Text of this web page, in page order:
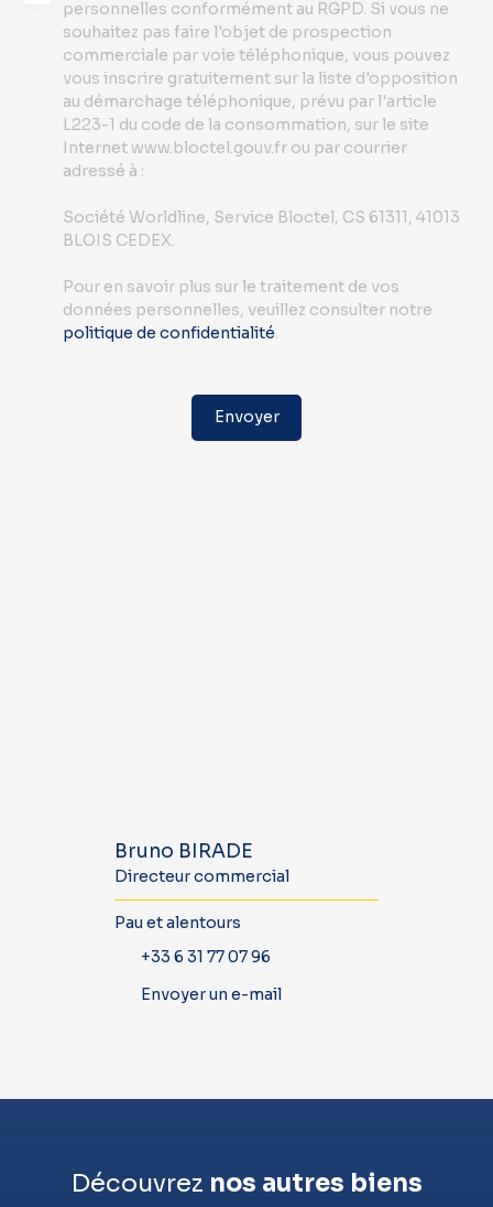
personnelles conformément au RGPD. Si vous ne
souhaitez pas faire l'objet de prospection
commerciale par voie téléphonique, vous pouvez
vous inscrire gratuitement sur la liste d'opposition
au démarchage téléphonique, prévu par l'article
L223-1 du code de la consommation, sur le site
Internet www.bloctel.gouv.fr ou par courrier
adressé à :
Société Worldline, Service Bloctel, CS 61311, 41013
BLOIS CEDEX.
Pour en savoir plus sur le traitement de vos
données personnelles, veuillez consulter notre
politique de confidentialité.
Envoyer
Bruno BIRADE
Directeur commercial
Pau et alentours
+33 6 31 77 07 96
Envoyer un e-mail
Découvrez nos autres biens